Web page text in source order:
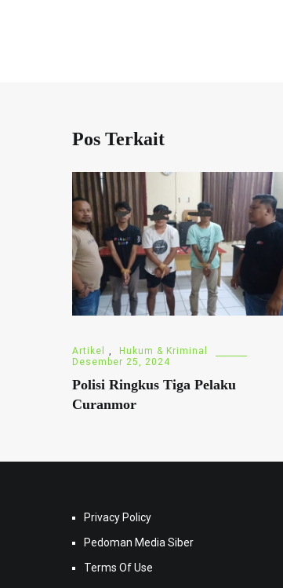
Pos Terkait
Artikel ,
Hukum & Kriminal
Desember 25, 2024
Polisi Ringkus Tiga Pelaku
Curanmor
Privacy Policy
Pedoman Media Siber
Terms Of Use